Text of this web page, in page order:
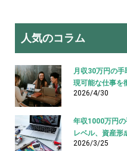
人気のコラム
月収30万円の
現可能な仕事を
2026/4/30
年収1000万円
レベル、資産形
2026/3/25